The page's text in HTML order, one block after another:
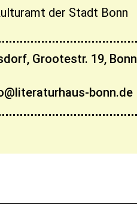
der Stadt Bonn
Grootestr. 19, Bonn
bonn.de